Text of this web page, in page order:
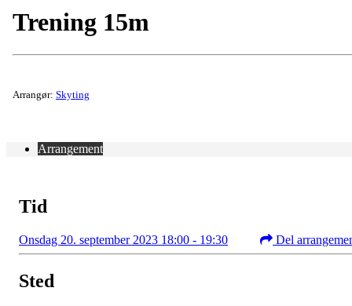
Trening 15m
Arrangør: Skyting
Arrangement
Tid
Onsdag 20. september 2023 18:00 - 19:30 Del
Sted